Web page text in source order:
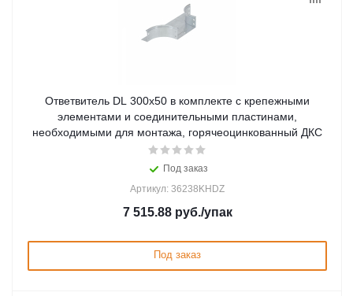
Ответвитель DL 300х50 в комплекте с крепежными
элементами и соединительными пластинами,
необходимыми для монтажа, горячеоцинкованный ДКС
Под заказ
Артикул: 36238KHDZ
7 515.88руб./упак
Под заказ